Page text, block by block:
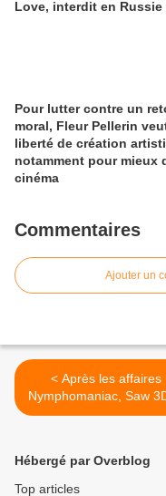
Love, interdit en Russie
Pour lutter contre un
moral, Fleur Pellerin
liberté de création
notamment pour mieux
cinéma
Commentaires
Ajouter un
< Après les affaires
Nymphomaniac, Saw 3D
Love, Fleur Pellerin
règles de classification
Hébergé par Overblog
Top articles